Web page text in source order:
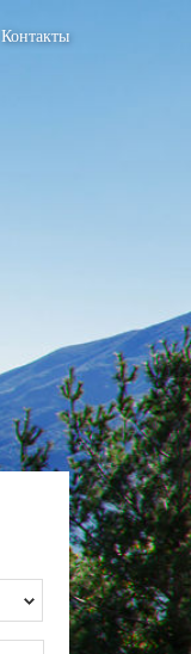
Контакты